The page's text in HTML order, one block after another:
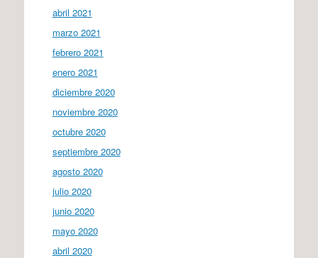
abril 2021
marzo 2021
febrero 2021
enero 2021
diciembre 2020
noviembre 2020
octubre 2020
septiembre 2020
agosto 2020
julio 2020
junio 2020
mayo 2020
abril 2020